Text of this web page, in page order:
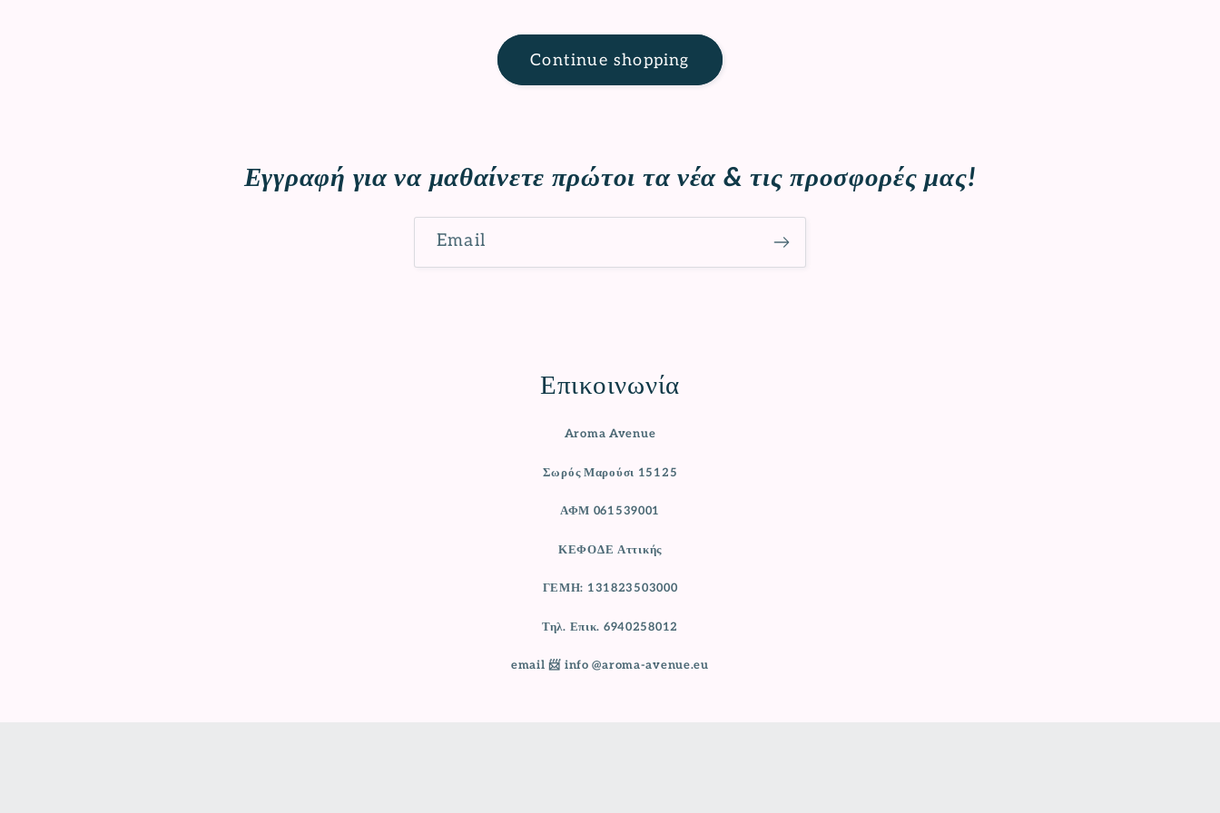
Continue shopping
Εγγραφή για να μαθαίνετε πρώτοι τα νέα & τις προσφορές μας!
Email
Επικοινωνία
Aroma Avenue
Σωρός Μαρούσι 15125
ΑΦΜ 061539001
ΚΕΦΟΔΕ Αττικής
ΓΕΜΗ: 131823503000
Τηλ. Επικ. 6940258012
email 📨 info @aroma-avenue.eu